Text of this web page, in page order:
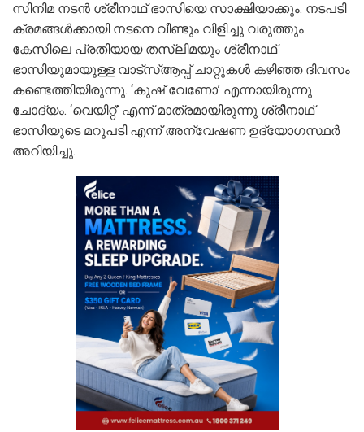
സിനിമ നടൻ ശ്രീനാഥ്‌ ഭാസിയെ സാക്ഷിയാക്കും. നടപടി
ക്രമങ്ങൾക്കായി നടനെ വീണ്ടും വിളിച്ചു വരുത്തും.
കേസിലെ പ്രതിയായ തസ്ലിമയും ശ്രീനാഥ്
ഭാസിയുമായുള്ള വാട്സ്ആപ്പ് ചാറ്റുകൾ കഴിഞ്ഞ ദിവസം
കണ്ടെത്തിയിരുന്നു. ‘കുഷ് വേണോ’ എന്നായിരുന്നു
ചോദ്യം. ‘വെയിറ്റ്’ എന്ന് മാത്രമായിരുന്നു ശ്രീനാഥ്‌
ഭാസിയുടെ മറുപടി എന്ന് അന്വേഷണ ഉദ്യോ​ഗസ്ഥർ
അറിയിച്ചു.